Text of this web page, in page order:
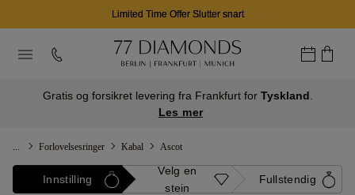
Limited Time Offer Slutter snart
Gratis og forsikret levering fra Frankfurt for Tyskland
Les mer
Forlovelsesringer Kabal Ascot
Innstilling
Velg en
stein
Fullstendig